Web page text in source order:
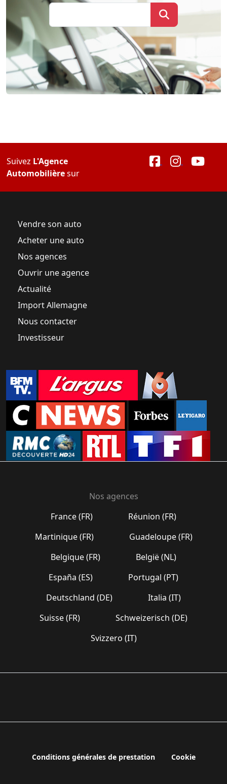
Suivez L'Agence
Automobilièresur
Vendre son auto
Acheter une auto
Nos agences
Ouvrir une agence
Actualité
Import Allemagne
Nous contacter
Investisseur
Nos agences
France (FR)
Réunion (FR)
Martinique (FR)
Guadeloupe (FR)
Belgique (FR)
België (NL)
España (ES)
Portugal (PT)
Deutschland (DE)
Italia (IT)
Suisse (FR)
Schweizerisch (DE)
Svizzero (IT)
Conditions générales de prestation Cookie